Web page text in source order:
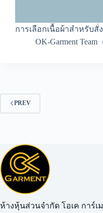
การเลือกเนื้อผ้าสำหรับสั่
OK-Garment Team
PREV
ห้างหุ้นส่วนจำกัด โอเค การ์เ